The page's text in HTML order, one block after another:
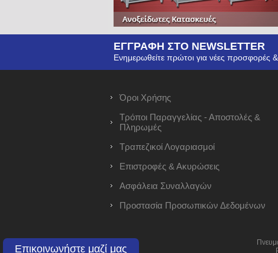
Επικοινωνήστε μαζί μας
ΕΓΓΡΑΦΗ ΣΤΟ NEWSLETTER
Ενημερωθείτε πρώτοι για νέες προσφορές
Όροι Χρήσης
Τρόποι Παραγγελίας - Αποστολές &
Πληρωμές
Τραπεζικοί Λογαριασμοί
Επιστροφές & Ακυρώσεις
Ασφάλεια Συναλλαγών
Προστασία Προσωπικών Δεδομένων